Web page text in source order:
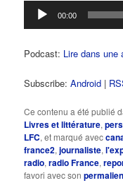
Lecteur
audio
00:00
Podcast: Lire dans une
Subscribe:Android |
Ce contenu a été publié
Livres et littérature,
LFC, et marqué avec
france2,journaliste,
radio,radio France,
favori avec sonpermalien